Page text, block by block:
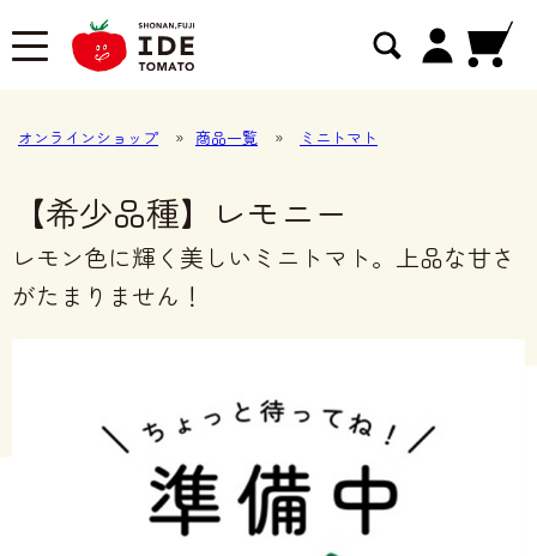
オンラインショップ » 商品一覧 » ミニトマト
【希少品種】レモニー
レモン色に輝く美しいミニトマト。上品な甘さ
がたまりません！